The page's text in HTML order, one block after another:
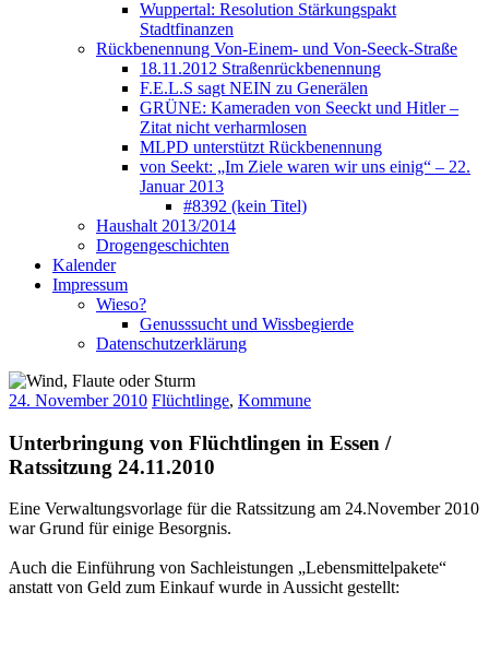
Wuppertal: Resolution Stärkungspakt
Stadtfinanzen
Rückbenennung Von-Einem- und Von-Seeck-Straße
18.11.2012 Straßenrückbenennung
F.E.L.S sagt NEIN zu Generälen
GRÜNE: Kameraden von Seeckt und Hitler –
Zitat nicht verharmlosen
MLPD unterstützt Rückbenennung
von Seekt: „Im Ziele waren wir uns einig“ – 22.
Januar 2013
#8392 (kein Titel)
Haushalt 2013/2014
Drogengeschichten
Kalender
Impressum
Wieso?
Genusssucht und Wissbegierde
Datenschutzerklärung
24. November 2010 Flüchtlinge, Kommune
Unterbringung von Flüchtlingen in Essen /
Ratssitzung 24.11.2010
Eine Verwaltungsvorlage für die Ratssitzung am 24.November 2010
war Grund für einige Besorgnis.
Auch die Einführung von Sachleistungen „Lebensmittelpakete“
anstatt von Geld zum Einkauf wurde in Aussicht gestellt: